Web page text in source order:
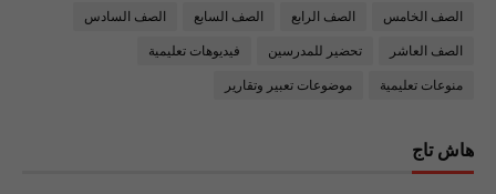
الصف الخامس الصف الرابع الصف السابع الصف السادس
الصف العاشر تحضير للمدرسين فيديوهات تعليمية
منوعات تعليمية موضوعات تعبير وتقارير
هاش تاج